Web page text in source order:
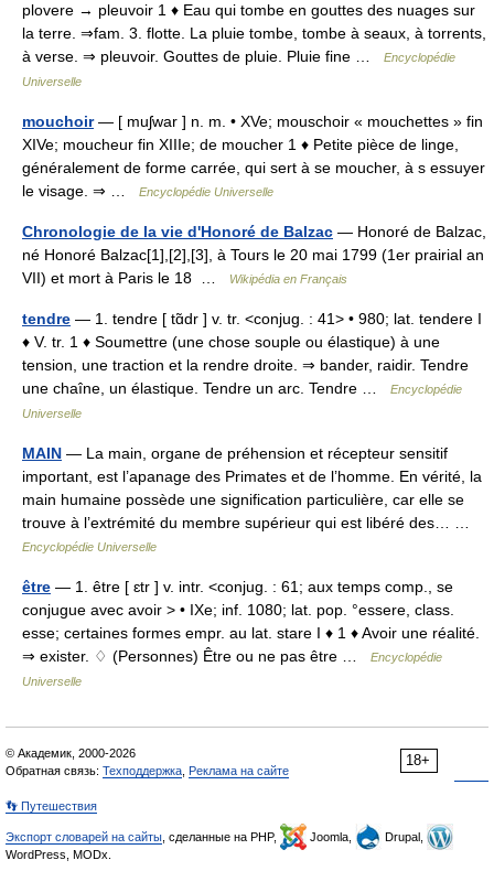
plovere → pleuvoir 1 ♦ Eau qui tombe en gouttes des nuages sur
la terre. ⇒fam. 3. flotte. La pluie tombe, tombe à seaux, à torrents,
à verse. ⇒ pleuvoir. Gouttes de pluie. Pluie fine …
Encyclopédie
Universelle
mouchoir— [ muʃwar ] n. m. • XVe; mouschoir « mouchettes » fin
XIVe; moucheur fin XIIIe; de moucher 1 ♦ Petite pièce de linge,
généralement de forme carrée, qui sert à se moucher, à s essuyer
le visage. ⇒ …
Encyclopédie Universelle
Chronologie de la vie d'Honoré de Balzac — Honoré de Balzac,
né Honoré Balzac[1],[2],[3], à Tours le 20 mai 1799 (1er prairial an
VII) et mort à Paris le 18 …
Wikipédia en Français
tendre — 1. tendre [ tɑ̃dr ] v. tr. <conjug. : 41> • 980; lat. tendere I
♦ V. tr. 1 ♦ Soumettre (une chose souple ou élastique) à une
tension, une traction et la rendre droite. ⇒ bander, raidir. Tendre
une chaîne, un élastique. Tendre un arc. Tendre …
Encyclopédie
Universelle
MAIN — La main, organe de préhension et récepteur sensitif
important, est l’apanage des Primates et de l’homme. En vérité, la
main humaine possède une signification particulière, car elle se
trouve à l’extrémité du membre supérieur qui est libéré des… …
Encyclopédie Universelle
être — 1. être [ ɛtr ] v. intr. <conjug. : 61; aux temps comp., se
conjugue avec avoir > • IXe; inf. 1080; lat. pop. °essere, class.
esse; certaines formes empr. au lat. stare I ♦ 1 ♦ Avoir une réalité.
⇒ exister. ♢ (Personnes) Être ou ne pas être …
Encyclopédie
Universelle
18+
© Академик, 2000-2026
Обратная связь: Техподдержка Реклама на сайте
👣 Путешествия
Экспорт словарей на сайты , сделанные на PHP, Joomla,
Drupal,
WordPress, MODx.